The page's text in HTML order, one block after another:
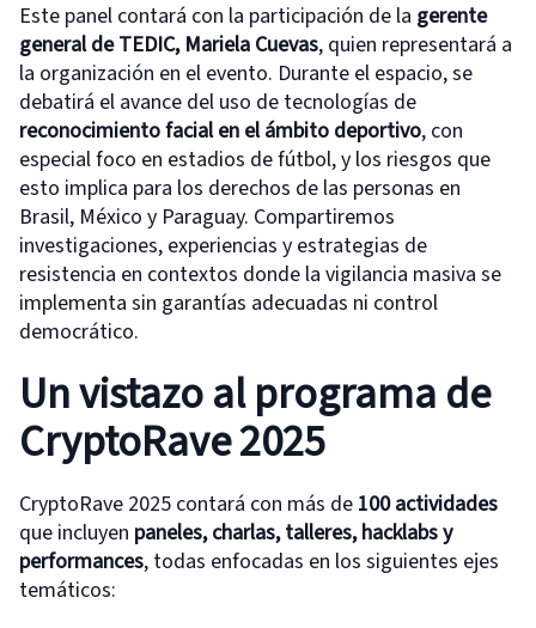
Este panel contará con la participación de la gerente
general de TEDIC, Mariela Cuevas, quien representará a
la organización en el evento. Durante el espacio, se
debatirá el avance del uso de tecnologías de
reconocimiento facial en el ámbito deportivo, con
especial foco en estadios de fútbol, y los riesgos que
esto implica para los derechos de las personas en
Brasil, México y Paraguay. Compartiremos
investigaciones, experiencias y estrategias de
resistencia en contextos donde la vigilancia masiva se
implementa sin garantías adecuadas ni control
democrático.
Un vistazo al programa de
CryptoRave 2025
CryptoRave 2025 contará con más de 100 actividades
que incluyen paneles, charlas, talleres, hacklabs y
performances, todas enfocadas en los siguientes ejes
temáticos: